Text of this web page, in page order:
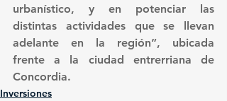
urbanístico, y en potenciar las
distintas actividades que se llevan
adelante en la región”, ubicada
frente a la ciudad entrerriana de
Concordia.
Inversiones